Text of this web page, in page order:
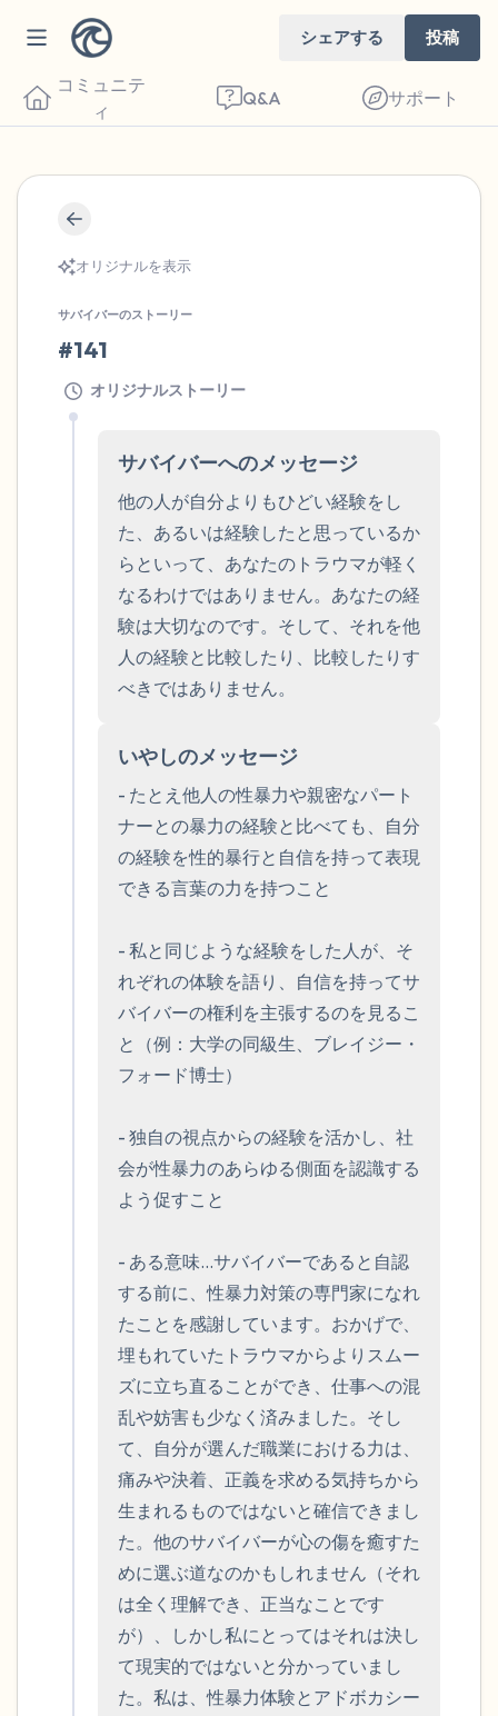
シェアする 投稿
コミュニテ
ィ
Q&A サポート
オリジナルを表示
サバイバーのストーリー
#141
オリジナルストーリー
サバイバーへのメッセージ
他の人が自分よりもひどい経験をし
た、あるいは経験したと思っているか
らといって、あなたのトラウマが軽く
なるわけではありません。あなたの経
験は大切なのです。そして、それを他
人の経験と比較したり、比較したりす
べきではありません。
いやしのメッセージ
- たとえ他人の性暴力や親密なパート
ナーとの暴力の経験と比べても、自分
の経験を性的暴行と自信を持って表現
できる言葉の力を持つこと
- 私と同じような経験をした人が、そ
れぞれの体験を語り、自信を持ってサ
バイバーの権利を主張するのを見るこ
と（例：大学の同級生、ブレイジー・
フォード博士）
- 独自の視点からの経験を活かし、社
会が性暴力のあらゆる側面を認識する
よう促すこと
- ある意味…サバイバーであると自認
する前に、性暴力対策の専門家になれ
たことを感謝しています。おかげで、
埋もれていたトラウマからよりスムー
ズに立ち直ることができ、仕事への混
乱や妨害も少なく済みました。そし
て、自分が選んだ職業における力は、
痛みや決着、正義を求める気持ちから
生まれるものではないと確信できまし
た。他のサバイバーが心の傷を癒すた
めに選ぶ道なのかもしれません（それ
は全く理解でき、正当なことです
が）、しかし私にとってはそれは決し
て現実的ではないと分かっていまし
た。私は、性暴力体験とアドボカシー
座り心地の良い場所を見つけてください。
から息を吸い（3つ数え）、口から息を吐
きます（3つ数え）。さあ、目を開けて周
りを見回してください。以下のことを声に
出して言ってみてください。
見えるもの5つ（部屋の中と窓の外を見る
ことができます）
感じるもの4つ（目の前にあるもので触れ
るものは何ですか？）
聞こえるもの3つ
自分の好きなところ1つ。
最後に深呼吸をしましょう。